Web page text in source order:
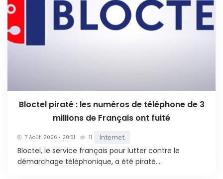
Bloctel piraté : les numéros de téléphone de 3
millions de Français ont fuité
7 Août. 2026 • 20:51 11 Internet
Bloctel, le service français pour lutter contre le
démarchage téléphonique, a été piraté....